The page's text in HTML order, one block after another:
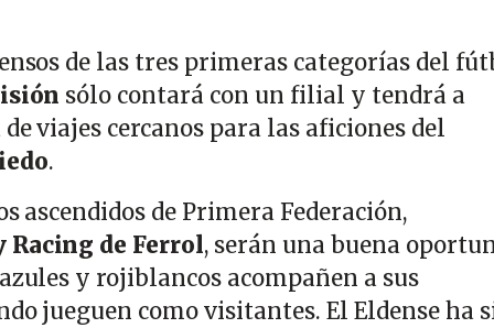
de las tres primeras categorías del
sólo contará con un filial y tendrá a
viajes cercanos para las aficiones del
.
ascendidos de Primera Federación,
de Ferrol, serán una buena
y rojiblancos acompañen a sus
jueguen como visitantes. El Eldense ha